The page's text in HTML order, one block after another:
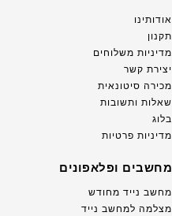
אודותינו
תקנון
מדיניות משלוחים
יצירת קשר
מכירה סיטונאית
שאלות ותשובות
בלוג
מדיניות פרטיות
מחשבים ופלאפונים
מחשב נייד מחודש
מצלמה למחשב נייד